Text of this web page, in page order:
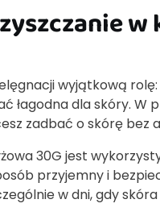
w
wyjątkową
łagodna dla skóry.
zadbać o skórę bez
30G jest
przyjemny i
w dni, gdy